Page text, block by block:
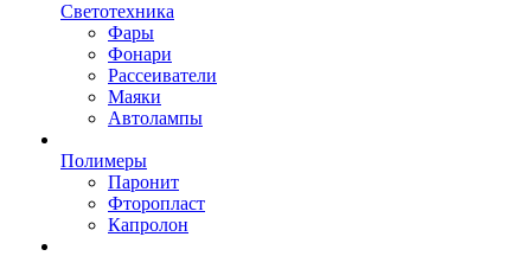
Светотехника
Фары
Фонари
Рассеиватели
Маяки
Автолампы
Полимеры
Паронит
Фторопласт
Капролон